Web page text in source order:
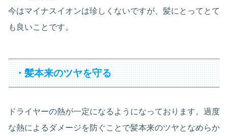
今はマイナスイオンは珍しくないですが、髪にとってとて
も良いことです。
・髪本来のツヤを守る
ドライヤーの熱が一定になるようになっております。過度
な熱によるダメージを防ぐことで髪本来のツヤとなめらか